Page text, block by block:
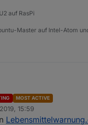
auf RasPi
Master auf Intel-Atom
SBorg, Du bist ja so ne
hier.... Meinst
? dass z.b. das
MOST ACTIVE
15:59